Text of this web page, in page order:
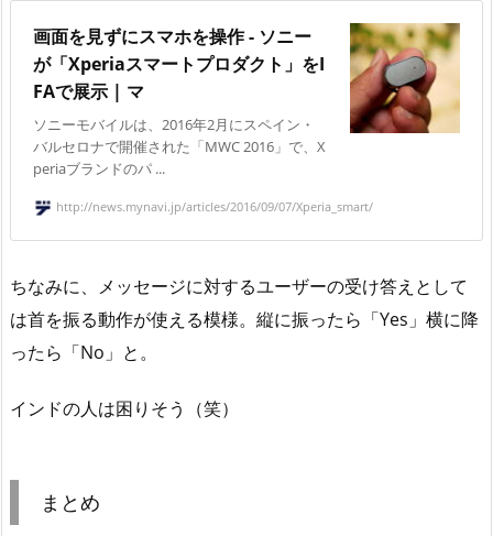
画面を見ずにスマホを操作 - ソニー
が「Xperiaスマートプロダクト」をI
FAで展示 | マ
ソニーモバイルは、2016年2月にスペイン・
バルセロナで開催された「MWC 2016」で、X
periaブランドのパ ...
http://news.mynavi.jp/articles/2016/09/07/Xperia_smart/
ちなみに、メッセージに対するユーザーの受け答えとして
は首を振る動作が使える模様。縦に振ったら「Yes」横に降
ったら「No」と。
インドの人は困りそう（笑）
まとめ